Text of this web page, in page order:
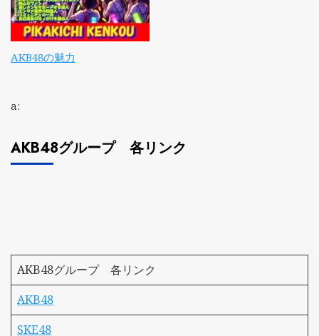
AKB48の魅力
a:
AKB48グループ 各リンク
AKB48グループ 各リンク
AKB48
SKE48